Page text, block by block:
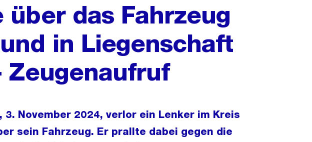
über das Fahrzeug
in Liegenschaft
Zeugenaufruf
3. November 2024, verlor ein Lenker im Kreis
sein Fahrzeug. Er prallte dabei gegen die